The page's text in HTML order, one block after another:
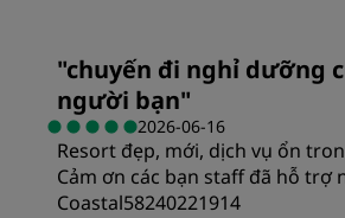
Giá trị
Giấc ngủ
"chuyến đi nghỉ dưỡng
người bạn"
2026-06-16
Resort đẹp, mới, dịch vụ ổn
Cảm ơn các bạn staff đã hỗ trợ
Coastal58240221914